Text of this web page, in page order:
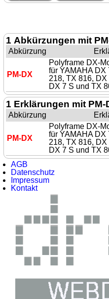
1 Abkürzungen mit
Abkürzung
PM-DX
Polyframe DX-
für YAMAHA DX
218, TX 816, DX
DX 7 S und TX
1 Erklärungen mit PM-
Abkürzung
PM-DX
Polyframe DX-
für YAMAHA DX
218, TX 816, DX
DX 7 S und TX
AGB
Datenschutz
Impressum
Kontakt